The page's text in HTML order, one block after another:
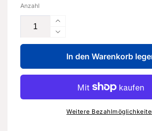
Anzahl
Erhöhe
die
Menge
für
Reparatursatz
für
Brems-
lichtsensor
Verringere
die
Menge
für
Reparatursatz
Brems-
lichtsensor
In den Warenkorb
Weitere